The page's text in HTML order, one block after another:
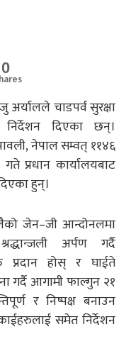
0
अर्यालले चाडपर्व सुरक्षा
दिएका छन्।
नेपाल सम्वत् ११४६
प्रधान कार्यालयबाट
हुन्।
जेन–जी आन्दोनलमा
अर्पण गर्दै
प्रदान होस् र घाईते
गर्दै आगामी फाल्गुन २१
र निष्पक्ष बनाउन
समेत निर्देशन